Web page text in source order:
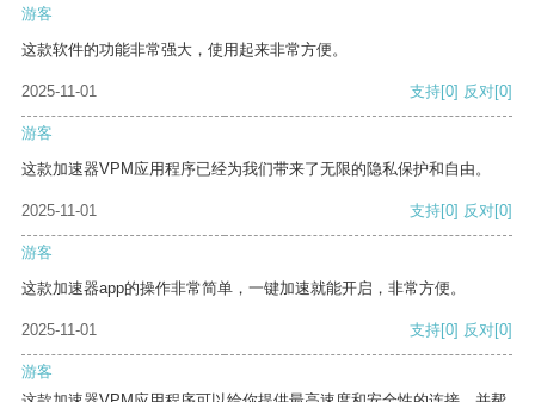
游客
这款软件的功能非常强大，使用起来非常方便。
2025-11-01 支持[0] 反对[0]
游客
这款加速器VPM应用程序已经为我们带来了无限的隐私保护和自由。
2025-11-01 支持[0] 反对[0]
游客
这款加速器app的操作非常简单，一键加速就能开启，非常方便。
2025-11-01 支持[0] 反对[0]
游客